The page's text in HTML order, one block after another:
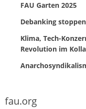
FAU Garten 2025
Debanking stoppen
Klima, Tech-
Revolution im
fau.org